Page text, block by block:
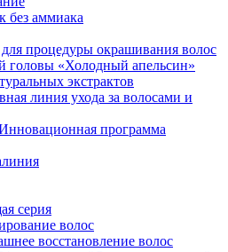
без аммиака
процедуры окрашивания волос
головы «Холодный апельсин»
экстрактов
линия ухода за волосами и
программа
серия
волос
восстановление волос